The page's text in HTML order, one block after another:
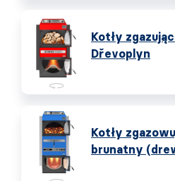
Kotły
Dřevoplyn
Kotły
brunatny